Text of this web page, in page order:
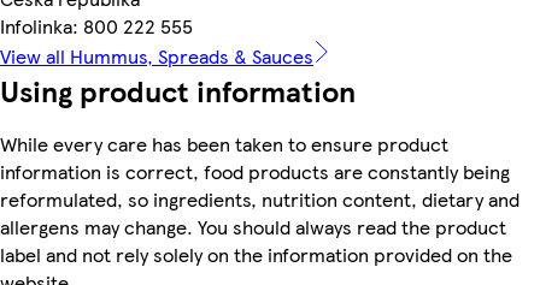
Infolinka: 800 222 555
View all Hummus, Spreads & Sauces
Using product information
While every care has been taken to ensure product
information is correct, food products are constantly being
reformulated, so ingredients, nutrition content, dietary and
allergens may change. You should always read the product
label and not rely solely on the information provided on the